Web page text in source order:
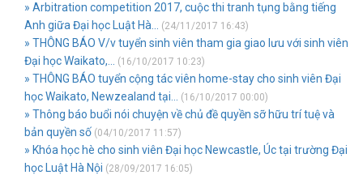
» Arbitration competition 2017, cuộc thi tranh tụng bằng tiếng
Anh giữa Đại học Luật Hà...
(24/11/2017 16:43)
» THÔNG BÁO V/v tuyển sinh viên tham gia giao lưu với sinh viên
Đại học Waikato,...
(16/10/2017 10:23)
» THÔNG BÁO tuyển cộng tác viên home-stay cho sinh viên Đại
học Waikato, Newzealand tại...
(16/10/2017 00:00)
» Thông báo buổi nói chuyện về chủ đề quyền sỡ hữu trí tuệ và
bản quyền số (04/10/2017 11:57)
» Khóa học hè cho sinh viên Đại học Newcastle, Úc tại trường Đại
học Luật Hà Nội (28/09/2017 16:05)